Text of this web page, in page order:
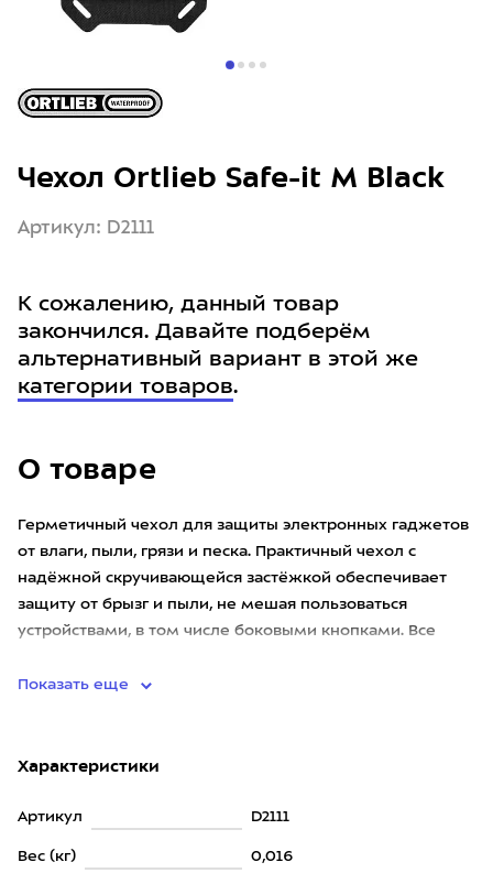
О товаре
Герметичный чехол для защиты электронных гаджетов
от влаги, пыли, грязи и песка. Практичный чехол с
надёжной скручивающейся застёжкой обеспечивает
защиту от брызг и пыли, не мешая пользоваться
устройствами, в том числе боковыми кнопками. Все
Показать еще
Характеристики
Артикул D2111
Вес (кг) 0,016
Чехол Ortlieb Safe-it M Black
Артикул: D2111
К сожалению, данный товар
закончился. Давайте подберём
альтернативный вариант в этой же
категории товаров.